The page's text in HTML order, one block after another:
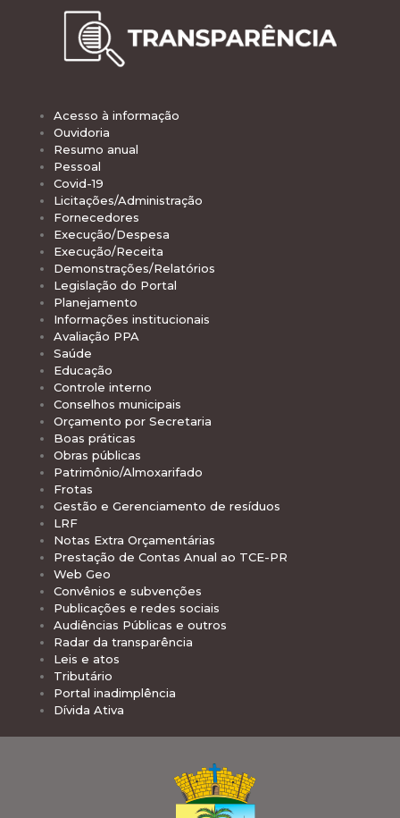
Acesso à informação
Ouvidoria
Resumo anual
Pessoal
Covid-19
Licitações/Administração
Fornecedores
Execução/Despesa
Execução/Receita
Demonstrações/Relatórios
Legislação do Portal
Planejamento
Informações institucionais
Avaliação PPA
Saúde
Educação
Controle interno
Conselhos municipais
Orçamento por Secretaria
Boas práticas
Obras públicas
Patrimônio/Almoxarifado
Frotas
Gestão e Gerenciamento de resíduos
LRF
Notas Extra Orçamentárias
Prestação de Contas Anual ao TCE-PR
Web Geo
Convênios e subvenções
Publicações e redes sociais
Audiências Públicas e outros
Radar da transparência
Leis e atos
Tributário
Portal inadimplência
Dívida Ativa